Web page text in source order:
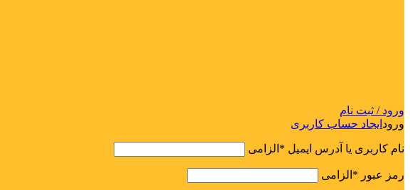
ورود / ثبت نام
ورود ایجاد حساب کاربری
نام کاربری یا آدرس ایمیل * الزامی
رمز عبور * الزامی